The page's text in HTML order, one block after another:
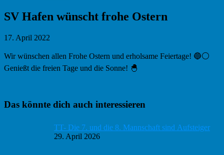
SV Hafen wünscht frohe Ostern
17. April 2022
Wir wünschen allen Frohe Ostern und erholsame Feiertage! 🔵⚪️
Genießt die freien Tage und die Sonne! 🐣
Haupt-
Das könnte dich auch interessieren
TT- Die 7. und die 8. Mannschaft sind Aufsteiger
29. April 2026